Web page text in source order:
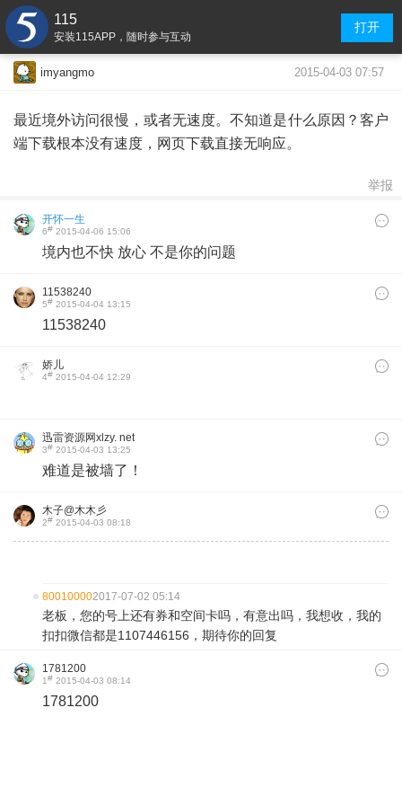
115
安装115APP，随时参与互动
打开
imyangmo 2015-04-03 07:57
最近境外访问很慢，或者无速度。不知道是什么原因？客户
端下载根本没有速度，网页下载直接无响应。
举报
开怀一生
6# 2015-04-06 15:06
境内也不快 放心 不是你的问题
11538240
5# 2015-04-04 13:15
11538240
娇儿
4# 2015-04-04 12:29
迅雷资源网xlzy. net
3# 2015-04-03 13:25
难道是被墙了！
木子@木木彡
2# 2015-04-03 08:18
800100002017-07-02 05:14
老板，您的号上还有券和空间卡吗，有意出吗，我想收，我的
扣扣微信都是1107446156，期待你的回复
1781200
1# 2015-04-03 08:14
1781200